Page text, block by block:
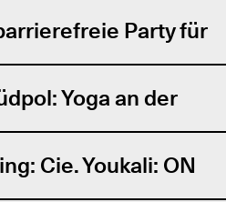
Party für
Yoga an der
Cie. Youkali: ON